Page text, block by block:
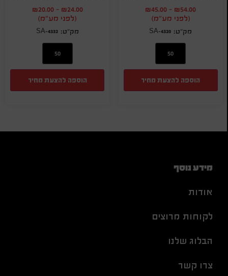
₪54.00
-
₪45.00
(לפני מע"מ)
SA-4320
הוספה להצעת מחיר
₪24.00
-
₪20.00
(לפני מע"מ)
SA-4332
הוספה להצעת מחיר
מידע נוסף
אודות
לקוחות מרוצים
הבלוג שלנו
צרו קשר